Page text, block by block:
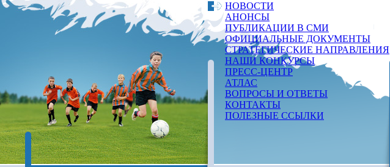
НОВОСТИ
АНОНСЫ
ПУБЛИКАЦИИ В СМИ
ОФИЦИАЛЬНЫЕ ДОКУМЕНТЫ
СТРАТЕГИЧЕСКИЕ НАПРАВЛЕНИЯ
НАШИ КОНКУРСЫ
ПРЕСС-ЦЕНТР
АТЛАС
ВОПРОСЫ И ОТВЕТЫ
КОНТАКТЫ
ПОЛЕЗНЫЕ ССЫЛКИ